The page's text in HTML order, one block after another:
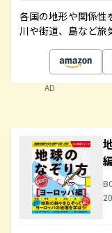
各国の地形や関係性
川や街道、島など旅
AD